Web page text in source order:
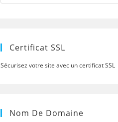
Certificat SSL
Sécurisez votre site avec un certificat SSL
Nom De Domaine